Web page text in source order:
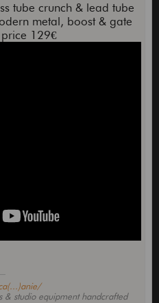
tube crunch & lead tube
metal, boost & gate
129€
& studio equipment handcrafted